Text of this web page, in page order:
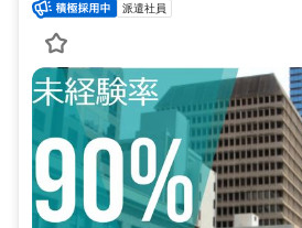
派遣社員